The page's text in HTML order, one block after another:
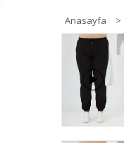
Anasayfa >